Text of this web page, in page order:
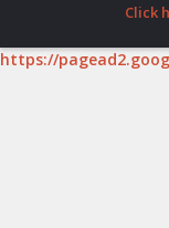
Click
https://